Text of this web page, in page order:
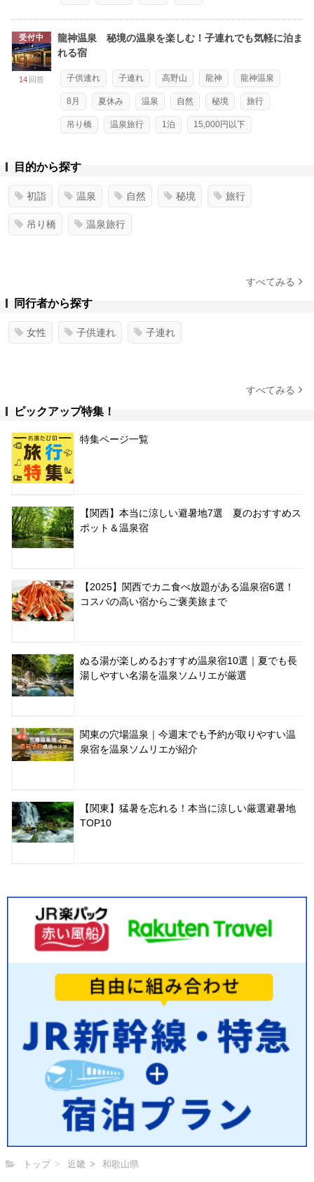
受付中
14 回答
龍神温泉 秘境の温泉を楽しむ！子連れでも気軽に泊ま
れる宿
子供連れ 子連れ 高野山 龍神 龍神温泉
8月 夏休み 温泉 自然 秘境 旅行
吊り橋 温泉旅行 1泊 15,000円以下
目的から探す
初詣 温泉 自然 秘境 旅行
吊り橋 温泉旅行
すべてみる
同行者から探す
女性 子供連れ 子連れ
すべてみる
ピックアップ特集！
特集ページ一覧
【関西】本当に涼しい避暑地7選 夏のおすすめス
ポット＆温泉宿
【2025】関西でカニ食べ放題がある温泉宿6選！
コスパの高い宿からご褒美旅まで
ぬる湯が楽しめるおすすめ温泉宿10選｜夏でも長
湯しやすい名湯を温泉ソムリエが厳選
関東の穴場温泉｜今週末でも予約が取りやすい温
泉宿を温泉ソムリエが紹介
【関東】猛暑を忘れる！本当に涼しい厳選避暑地
TOP10
トップ 近畿 和歌山県